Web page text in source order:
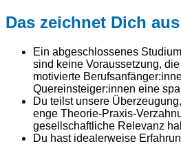
Das zeichnet Dich
Ein abgeschlossenes
sind keine Voraussetzung,
motivierte
Quereinsteiger:innen eine
Du teilst unsere
enge Theorie-Praxis-
gesellschaftliche Relevanz
Du hast idealerweise